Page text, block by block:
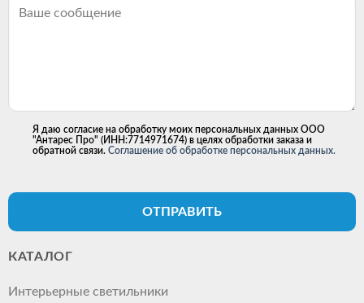
Я даю согласие на обработку моих персональных данных ООО
"Антарес Про" (ИНН:7714971674) в целях обработки заказа и
обратной связи. Соглашение об обработке персональных данных.
ОТПРАВИТЬ
КАТАЛОГ
Интерьерные светильники